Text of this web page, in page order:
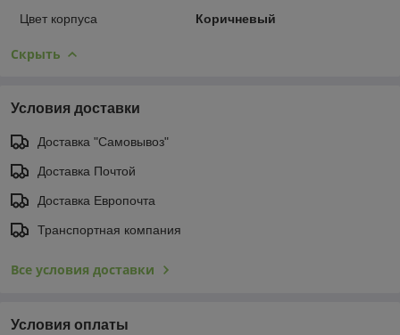
Цвет корпуса
Коричневый
Скрыть
Условия доставки
Доставка "Самовывоз"
Доставка Почтой
Доставка Европочта
Транспортная компания
Все условия доставки
Условия оплаты